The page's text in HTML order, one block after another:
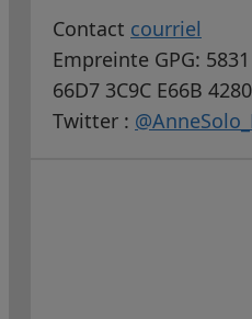
Contact courriel
Empreinte GPG:
66D7 3C9C E66B
Twitter :